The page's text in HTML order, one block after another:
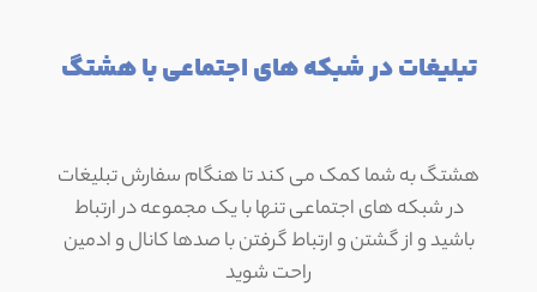
تبلیغات در شبکه های اجتماعی با هشتگ
هشتگ به شما کمک می کند تا هنگام سفارش تبلیغات
در شبکه های اجتماعی تنها با یک مجموعه در ارتباط
باشید و از گشتن و ارتباط گرفتن با صدها کانال و ادمین
راحت شوید